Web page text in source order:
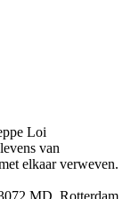
Loi
van
elkaar verweven.